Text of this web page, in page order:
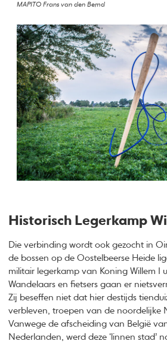
MAPITO Frans van den Bemd
Historisch Legerkamp
Die verbinding wordt ook gezocht in
de bossen op de Oostelbeerse Heide
militair legerkamp van Koning Willem I
Wandelaars en fietsers gaan er
Zij beseffen niet dat hier destijds
verbleven, troepen van de noordelijke
Vanwege de afscheiding van België
Nederlanden, werd deze ‘linnen stad’